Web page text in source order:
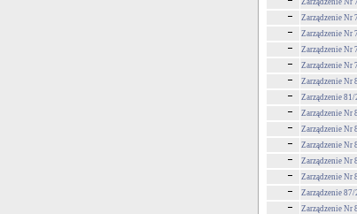
Zarządzenie Nr
Zarządzenie Nr
Zarządzenie Nr
Zarządzenie Nr
Zarządzenie Nr
Zarządzenie Nr
Zarządzenie 81/
Zarządzenie Nr
Zarządzenie Nr
Zarządzenie Nr
Zarządzenie Nr
Zarządzenie Nr
Zarządzenie 87/
Zarządzenie Nr